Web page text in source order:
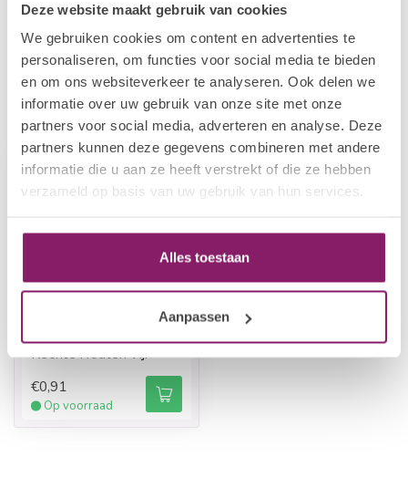
Deze website maakt gebruik van cookies
We gebruiken cookies om content en advertenties te
personaliseren, om functies voor social media te bieden
en om ons websiteverkeer te analyseren. Ook delen we
informatie over uw gebruik van onze site met onze
partners voor social media, adverteren en analyse. Deze
partners kunnen deze gegevens combineren met andere
informatie die u aan ze heeft verstrekt of die ze hebben
verzameld op basis van uw gebruik van hun services.
Alles toestaan
Aanpassen
Ovale Zebra Vijl 100/180
Op voorraad
Recent bekeken
Rechte Houten Vijl
€0,91
Op voorraad